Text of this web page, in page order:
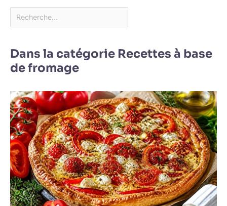
Dans la catégorie Recettes à base
de fromage